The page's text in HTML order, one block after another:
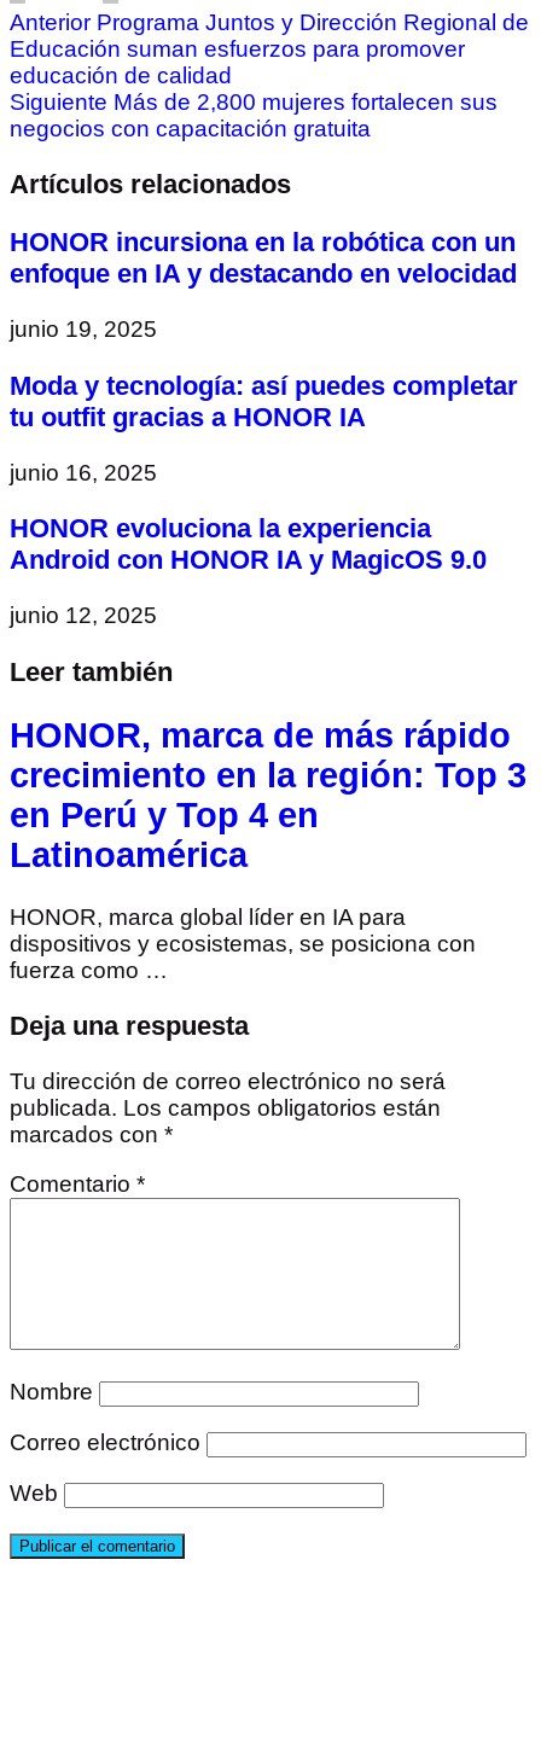
Anterior Programa Juntos y Dirección Regional de
Educación suman esfuerzos para promover
educación de calidad
Siguiente Más de 2,800 mujeres fortalecen sus
negocios con capacitación gratuita
Artículos relacionados
HONOR incursiona en la robótica con un
enfoque en IA y destacando en velocidad
junio 19, 2025
Moda y tecnología: así puedes completar
tu outfit gracias a HONOR IA
junio 16, 2025
HONOR evoluciona la experiencia
Android con HONOR IA y MagicOS 9.0
junio 12, 2025
Leer también
HONOR, marca de más rápido
crecimiento en la región: Top 3
en Perú y Top 4 en
Latinoamérica
HONOR, marca global líder en IA para
dispositivos y ecosistemas, se posiciona con
fuerza como …
Deja una respuesta
Tu dirección de correo electrónico no será
publicada. Los campos obligatorios están
marcados con *
Comentario *
Nombre
Correo electrónico
Web